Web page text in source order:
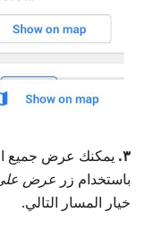
٣. يمكنك عرض جميع
باستخدام زر عرض
خيار المسار التالي.